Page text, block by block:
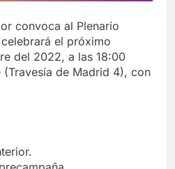
convoca al Plenario
el próximo
del 2022, a las 18:00
(Travesía de Madrid 4), con